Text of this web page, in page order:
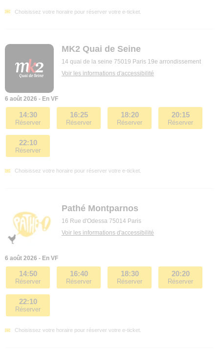
Choisissez votre horaire pour réserver votre e-ticket.
MK2 Quai de Seine
14 quai de la seine 75019 Paris 19e arrondissement
Voir les informations d'accessibilité
6 août 2026 - En VF
14:30
Réserver
16:25
Réserver
18:20
Réserver
20:15
Réserver
22:10
Réserver
Choisissez votre horaire pour réserver votre e-ticket.
Pathé Montparnos
16 Rue d'Odessa 75014 Paris
Voir les informations d'accessibilité
6 août 2026 - En VF
14:50
Réserver
16:40
Réserver
18:30
Réserver
20:20
Réserver
22:10
Réserver
Choisissez votre horaire pour réserver votre e-ticket.